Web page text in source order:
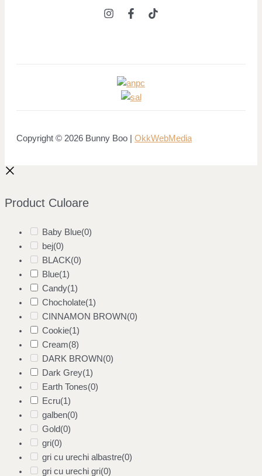
Copyright © 2026 Bunny Boo | OkkWebMedia
Product Culoare
Baby Blue(0)
bej(0)
BLACK(0)
Blue(1)
Candy(1)
Chocholate(1)
CINNAMON BROWN(0)
Cookie(1)
Cream(8)
DARK BROWN(0)
Dark Grey(1)
Earth Tones(0)
Ecru(1)
galben(0)
Gold(0)
gri(0)
gri cu urechi albastre(0)
gri cu urechi gri(0)